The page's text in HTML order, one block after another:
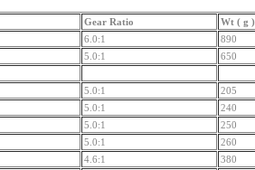
Gear Ratio Wt ( g )
6.0:1 890
5.0:1 650
5.0:1 205
5.0:1 240
5.0:1 250
5.0:1 260
4.6:1 380